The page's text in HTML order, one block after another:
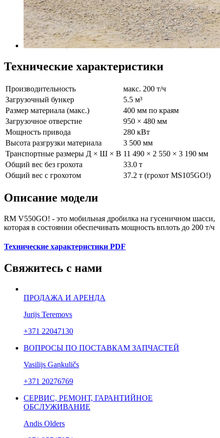
Технические характеристики
Производительность
макс. 200 т/ч
Загрузочный бункер
5.5 м³
Размер материала (макс.)
400 мм по краям
Загрузочное отверстие
950 × 480 мм
Мощность привода
280 кВт
Высота разгрузки материала
3 500 мм
Транспортные размеры Д × Ш × В 11 490 × 2 550 × 3 190 мм
Общий вес без грохота
33.0 т
Общий вес с грохотом
37.2 т (грохот MS105GO!)
Описание модели
RM V550GO! - это мобильная дробилка на гусеничном шасси,
которая в состоянии обеспечивать мощность вплоть до 200 т/ч
Технические характеристики PDF
Свяжитесь с нами
ПРОДАЖА И АРЕНДА
Jurijs Teremovs
+371 22047130
ВОПРОСЫ ПО ПОСТАВКАМ ЗАПЧАСТЕЙ
Vasilijs Gaņkuličs
+371 20276769
СЕРВИС, РЕМОНТ, ГАРАНТИЙНОЕ
ОБСЛУЖИВАНИЕ
Andis Olders